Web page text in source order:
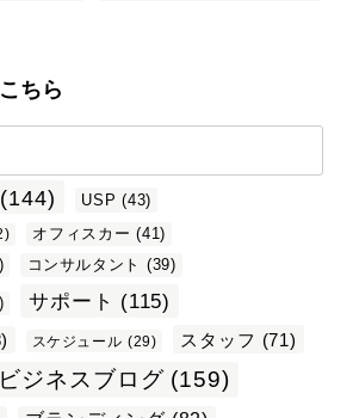
ちら
(144) USP (43)
オフィスカー (41)
コンサルタント (39)
サポート (115)
スケジュール (29) スタッフ (71)
ビジネスブログ (159)